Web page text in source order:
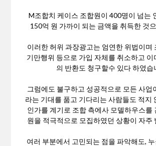
M조합치 케이스 조합원이 400명이 넘는
150억 원 가까이 되는 금액을 취득한 것
이러한 허위 과장광고는 엄연한 위법이며
기만행위 등으로 가입 자체를 취소하고 이
의 반환도 청구할수 있다 하였습
그럼에도 불구하고 성공적으로 모든 사업
라는 기대를 품고 기다리는 사람들도 적지
인가를 계기로 조합 측에사 모델하우스를
원을 적극적으로 모집하였던 상황이 자주
여러 부분에서 고민되는 점을 파악해도,